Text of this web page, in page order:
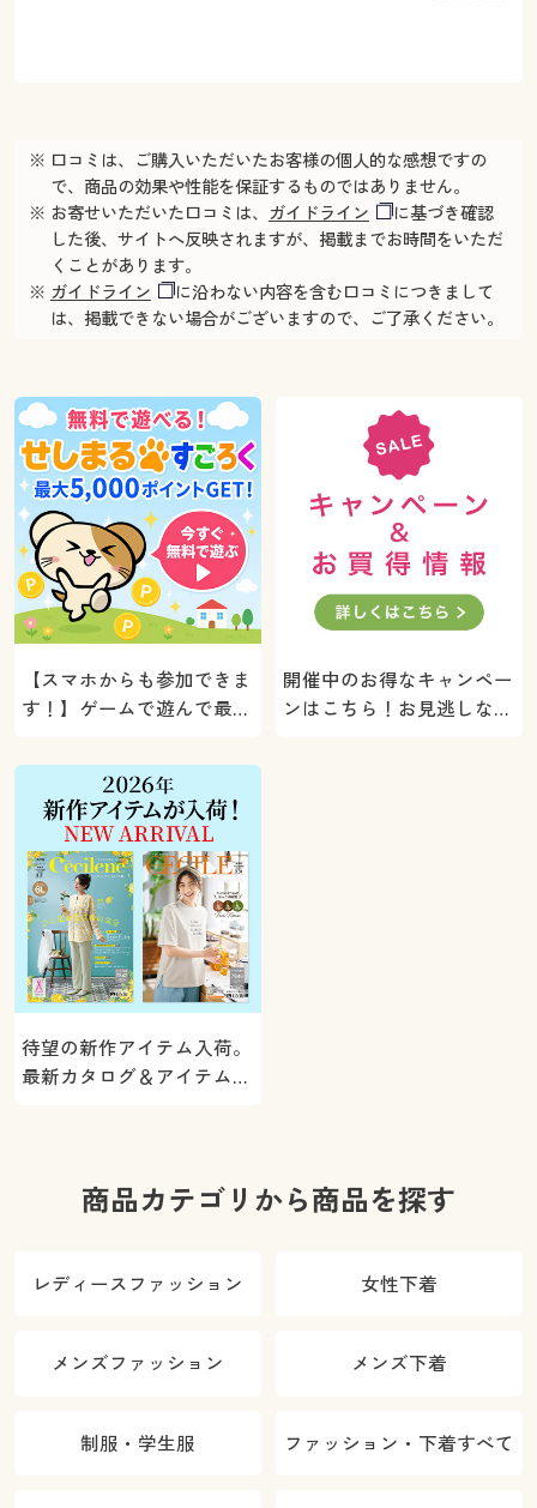
※ 口コミは、ご購入いただいたお客様の個人的な感想ですの
で、商品の効果や性能を保証するものではありません。
※ お寄せいただいた口コミは、 ガイドライン
に基づき確認
した後、サイトへ反映されますが、掲載までお時間をいただ
くことがあります。
※ ガイドライン
に沿わない内容を含む口コミにつきまして
は、掲載できない場合がございますので、ご了承ください。
【スマホからも参加できま
す！】ゲームで遊んで最大
ト！
開催中のお得なキャンペー
ンはこちら！お見逃しな
待望の新作アイテム入荷。
最新カタログ＆アイテムを
商品カテゴリから商品を探す
レディースファッション 女性下着
メンズファッション メンズ下着
制服・学生服 ファッション・下着すべて